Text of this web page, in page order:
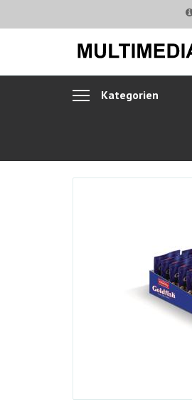
Kategorien